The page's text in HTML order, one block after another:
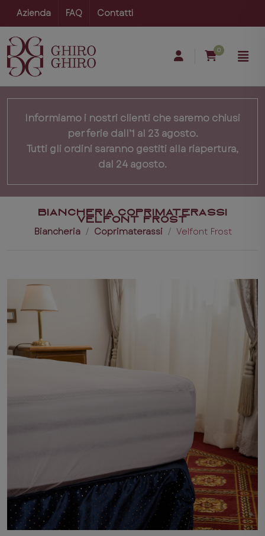
Azienda FAQ Contatti
0
Informiamo i nostri clienti che saremo chiusi
per ferie dall’1 al 23 agosto.
Tutti gli ordini saranno gestiti alla riapertura,
dal 24 agosto.
BIANCHERIA COPRIMATERASSI
VELFONT FROST
Biancheria Coprimaterassi Velfont Frost